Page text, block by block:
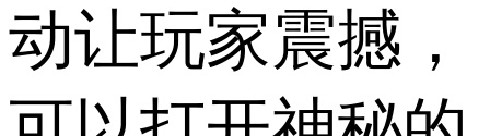
动让玩家震撼，